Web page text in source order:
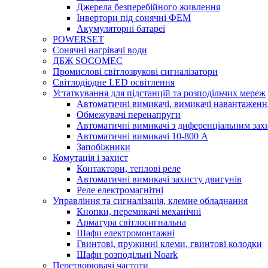
Джерела безперебійного живлення
Інвертори під сонячні ФЕМ
Акумуляторні батареї
POWERSET
Сонячні нагрівачі води
ДБЖ SOCOMEC
Промислові світлозвукові сигналізатори
Світлодіодне LED освітлення
Устаткування для підстанцій та розподільчих мереж
Автоматичні вимикачі, вимикачі
Обмежувачі перенапруги
Автоматичні вимикачі з диференціальним
Автоматичні вимикачі 10-800 А
Запобіжники
Комутація і захист
Контактори, теплові реле
Автоматичні вимикачі захисту двигунів
Реле електромагнітні
Управління та сигналізація, клемне обладнання
Кнопки, перемикачі механічні
Арматура світлосигнальна
Шафи електромонтажні
Гвинтові, пружинні клеми, гвинтові колодки
Шафи розподільні Noark
Перетворювачі частоти